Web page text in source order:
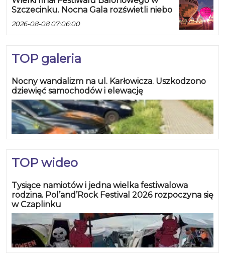
Szczecinku. Nocna Gala rozświetli niebo
2026-08-08 07:06:00
TOP galeria
Nocny wandalizm na ul. Karłowicza. Uszkodzono
dziewięć samochodów i elewację
TOP wideo
Tysiące namiotów i jedna wielka festiwalowa
rodzina. Pol’and’Rock Festival 2026 rozpoczyna się
w Czaplinku